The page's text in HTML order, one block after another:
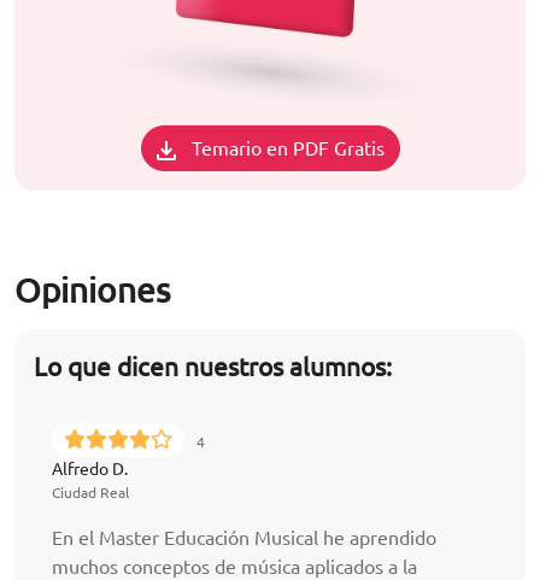
Temario en PDF Gratis
Opiniones
Lo que dicen nuestros alumnos:
4
Alfredo D.
Ciudad Real
En el Master Educación Musical he aprendido
muchos conceptos de música aplicados a la